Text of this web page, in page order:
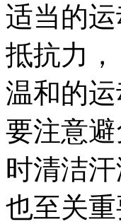
适当的
抵抗力
温和的
要注意
时清洁
也至关